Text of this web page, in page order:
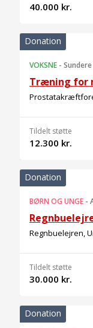
40.000 kr.
Donation
VOKSNE -
Træning for
Tildelt støtte
12.300 kr.
Donation
BØRN OG UNGE -
Regnbuelejren,
Tildelt støtte
30.000 kr.
Donation